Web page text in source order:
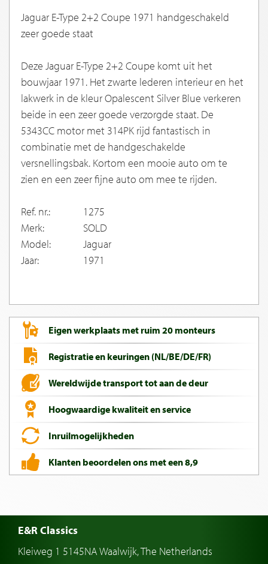
Jaguar E-Type 2+2 Coupe 1971 handgeschakeld
zeer goede staat
Deze Jaguar E-Type 2+2 Coupe komt uit het
bouwjaar 1971. Het zwarte lederen interieur en het
lakwerk in de kleur Opalescent Silver Blue verkeren
beide in een zeer goede verzorgde staat. De
5343CC motor met 314PK rijd fantastisch in
combinatie met de handgeschakelde
versnellingsbak. Kortom een mooie auto om te
zien en een zeer fijne auto om mee te rijden.
Ref. nr.:
1275
Merk:
SOLD
Model:
Jaguar
Jaar:
1971
Eigen werkplaats met ruim 20 monteurs
Registratie en keuringen (NL/BE/DE/FR)
Wereldwijde transport tot aan de deur
Hoogwaardige kwaliteit en service
Inruilmogelijkheden
Klanten beoordelen ons met een 8,9
E&R Classics
Kleiweg 1 5145NA Waalwijk, The Netherlands